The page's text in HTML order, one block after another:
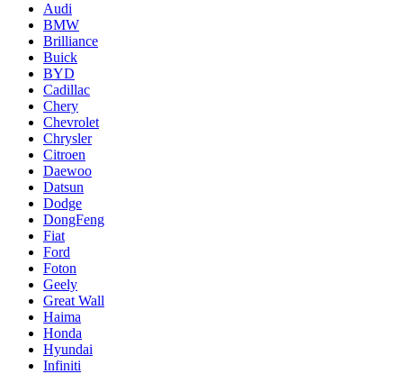
Audi
BMW
Brilliance
Buick
BYD
Cadillac
Chery
Chevrolet
Chrysler
Citroen
Daewoo
Datsun
Dodge
DongFeng
Fiat
Ford
Foton
Geely
Great Wall
Haima
Honda
Hyundai
Infiniti